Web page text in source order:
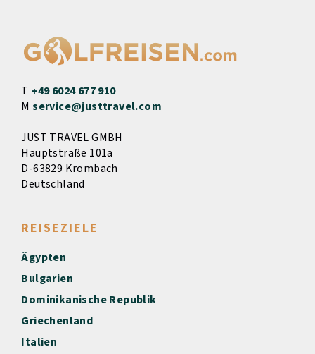
T +49 6024 677 910
Mservice@justtravel.com
JUST TRAVEL GMBH
Hauptstraße 101a
D-63829 Krombach
Deutschland
REISEZIELE
Ägypten
Bulgarien
Dominikanische Republik
Griechenland
Italien